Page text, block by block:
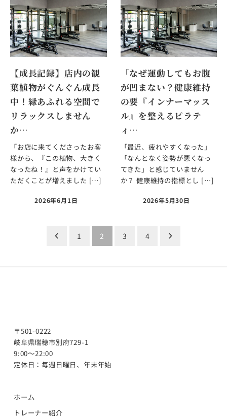
【成長記録】店内の観
葉植物がぐんぐん成長
中！緑あふれる空間で
リラックスしません
か…
「お店に来てくださったお客
様から、『この植物、大きく
なったね！』と声をかけてい
ただくことが増えました […]
2026年6月1日
「なぜ運動してもお腹
が凹まない？健康維持
の要『インナーマッス
ル』を整えるピラテ
ィ…
「最近、疲れやすくなった」
「なんとなく姿勢が悪くなっ
てきた」と感じていません
か？ 健康維持の指標とし […]
2026年5月30日
ジ
送
り
1 2 3 4
〒501-0222
岐阜県瑞穂市別府729-1
9:00～22:00
定休日：毎週日曜日、年末年始
ホーム
トレーナー紹介